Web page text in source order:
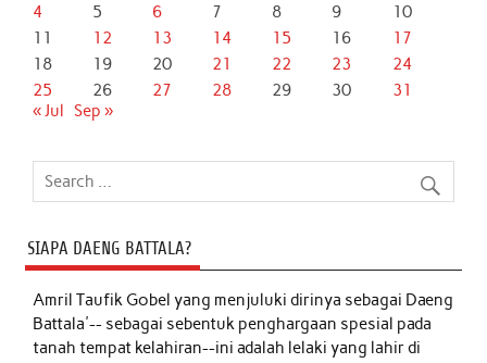
4 5 6 7 8 9
10
11
12 13 14 15 16
17
18
19 20 21 22 23
24
25
26 27 28 29 30
31
« Jul Sep »
SIAPA DAENG BATTALA?
Amril Taufik Gobelyang menjuluki dirinya sebagai Daeng
Battala'-- sebagai sebentuk penghargaan spesial pada
tanah tempat kelahiran--ini adalah lelaki yang lahir di